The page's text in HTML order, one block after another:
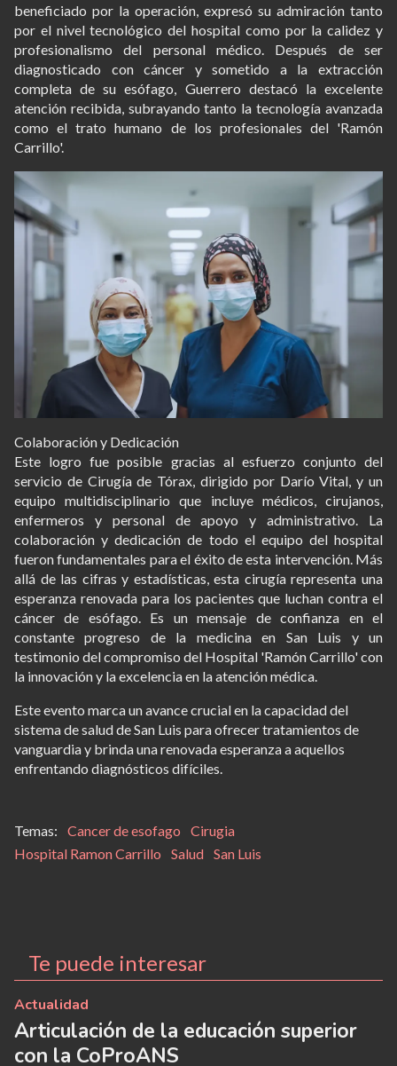
beneficiado por la operación, expresó su admiración tanto
por el nivel tecnológico del hospital como por la calidez y
profesionalismo del personal médico. Después de ser
diagnosticado con cáncer y sometido a la extracción
completa de su esófago, Guerrero destacó la excelente
atención recibida, subrayando tanto la tecnología avanzada
como el trato humano de los profesionales del 'Ramón
Carrillo'.
Colaboración y Dedicación
Este logro fue posible gracias al esfuerzo conjunto del
servicio de Cirugía de Tórax, dirigido por Darío Vital, y un
equipo multidisciplinario que incluye médicos, cirujanos,
enfermeros y personal de apoyo y administrativo. La
colaboración y dedicación de todo el equipo del hospital
fueron fundamentales para el éxito de esta intervención. Más
allá de las cifras y estadísticas, esta cirugía representa una
esperanza renovada para los pacientes que luchan contra el
cáncer de esófago. Es un mensaje de confianza en el
constante progreso de la medicina en San Luis y un
testimonio del compromiso del Hospital 'Ramón Carrillo' con
la innovación y la excelencia en la atención médica.
Este evento marca un avance crucial en la capacidad del
sistema de salud de San Luis para ofrecer tratamientos de
vanguardia y brinda una renovada esperanza a aquellos
enfrentando diagnósticos difíciles.
Cancer de esofago
Cirugia
Hospital Ramon Carrillo
Salud San Luis
Te puede interesar
Articulación de la educación superior
con la CoProANS
Actualidad